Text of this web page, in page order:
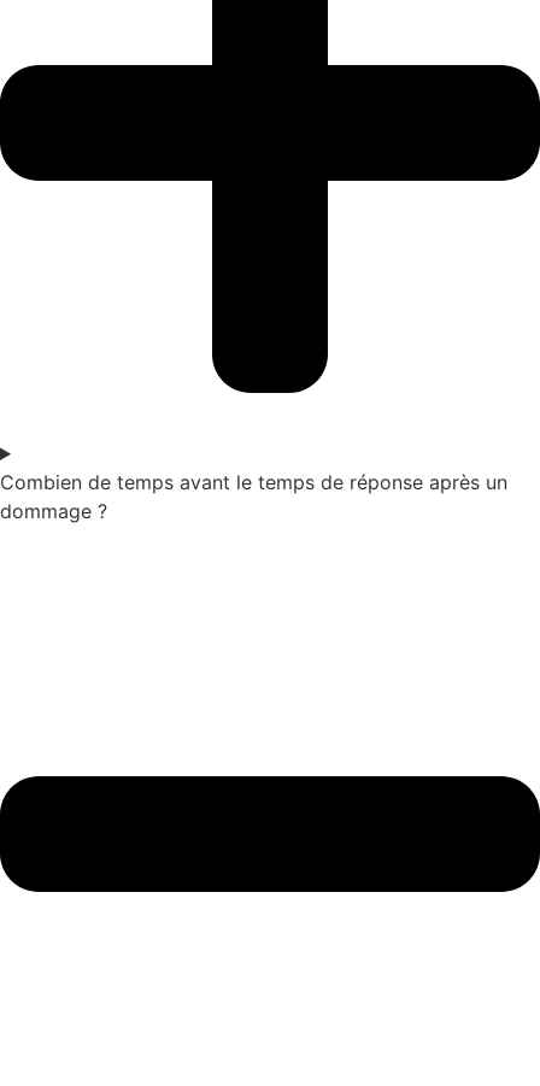
Combien de temps avant le temps de réponse après un
dommage ?